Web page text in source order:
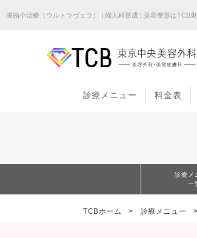
膣縮小治療（ウルトラヴェラ） | 婦人科形成 | 美容整形はTCB
診療メニュー 料金表
診療メ
一
TCBホーム 診療メニュー